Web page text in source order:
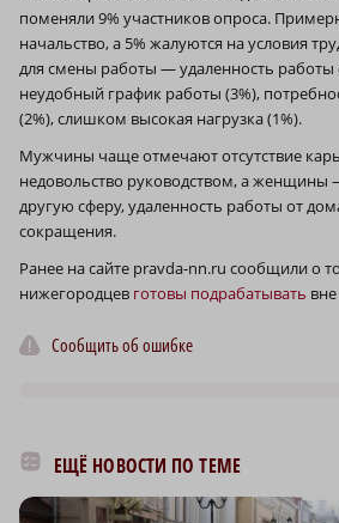
поменяли 9% участников опроса.
начальство, а 5% жалуются на условия
для смены работы — удаленность работы
неудобный график работы (3%),
(2%), слишком высокая нагрузка (1%).
Мужчины чаще отмечают отсутствие
недовольство руководством, а женщины
другую сферу, удаленность работы от
сокращения.
Ранее на сайте pravda-nn.ru сообщили о
нижегородцев готовы подрабатывать
Сообщить об ошибке
ЕЩЁ НОВОСТИ ПО ТЕМЕ